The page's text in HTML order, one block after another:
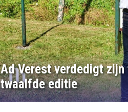
Ad Verest verdedigt
twaalfde editie